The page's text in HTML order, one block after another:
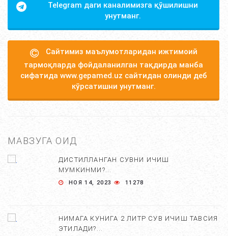
Telegram даги каналимизга қўшилишни
унутманг.
Сайтимиз маълумотларидан ижтимоий
тармоқларда фойдаланилган тақдирда манба
сифатида www.gepamed.uz сайтидан олинди деб
кўрсатишни унутманг.
МАВЗУГА ОИД
ДИСТИЛЛАНГАН СУВНИ ИЧИШ
МУМКИНМИ?...
НОЯ 14, 2023 11278
НИМАГА КУНИГА 2 ЛИТР СУВ ИЧИШ ТАВСИЯ
ЭТИЛАДИ?...